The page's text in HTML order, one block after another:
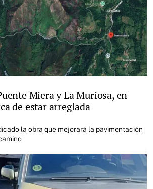
Miera y La Muriosa, en
de estar arreglada
la obra que mejorará la pavimentación